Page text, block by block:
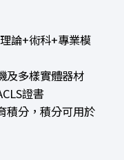
論+術科+專業模
及多樣實體器材
證書
積分，積分可用於